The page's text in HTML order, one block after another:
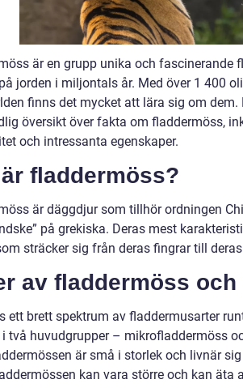
är en grupp unika och fascinerande
jorden i miljontals år. Med över 1 400
finns det mycket att lära sig om
översikt över fakta om fladdermöss,
och intressanta egenskaper.
fladdermöss?
är däggdjur som tillhör ordningen
på grekiska. Deras mest
sträcker sig från deras fingrar till
av fladdermöss
ett brett spektrum av fladdermusarter
två huvudgrupper – mikrofladdermöss
är små i storlek och livnär
kan vara större och kan äta